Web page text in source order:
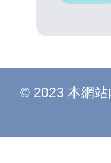
© 2023 本網站